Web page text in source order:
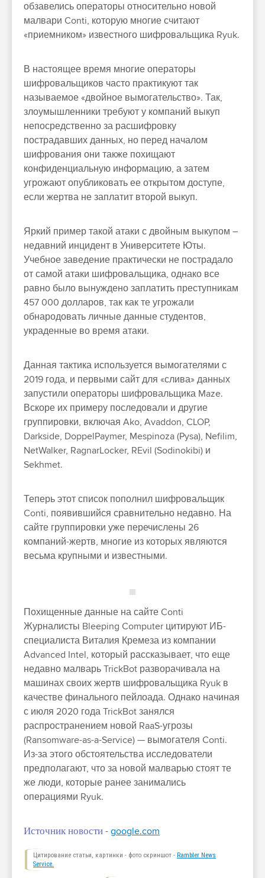
обзавелись операторы относительно новой
малвари Conti, которую многие считают
«приемником» известного шифровальщика Ryuk.
В настоящее время многие операторы
шифровальщиков часто практикуют так
называемое «двойное вымогательство». Так,
злоумышленники требуют у компаний выкуп
непосредственно за расшифровку
пострадавших данных, но перед началом
шифрования они также похищают
конфиденциальную информацию, а затем
угрожают опубликовать ее открытом доступе,
если жертва не заплатит второй выкуп.
Яркий пример такой атаки с двойным выкупом –
недавний инцидент в Университете Юты.
Учебное заведение практически не пострадало
от самой атаки шифровальщика, однако все
равно было вынуждено заплатить преступникам
457 000 долларов, так как те угрожали
обнародовать личные данные студентов,
украденные во время атаки.
Данная тактика используется вымогателями с
2019 года, и первыми сайт для «слива» данных
запустили операторы шифровальщика Maze.
Вскоре их примеру последовали и другие
группировки, включая Ako, Avaddon, CLOP,
Darkside, DoppelPaymer, Mespinoza (Pysa), Nefilim,
NetWalker, RagnarLocker, REvil (Sodinokibi) и
Sekhmet.
Теперь этот список пополнил шифровальщик
Conti, появившийся сравнительно недавно. На
сайте группировки уже перечислены 26
компаний-жертв, многие из которых являются
весьма крупными и известными.
Похищенные данные на сайте Conti
Журналисты Bleeping Computer цитируют ИБ-
специалиста Виталия Кремеза из компании
Advanced Intel, который рассказывает, что еще
недавно малварь TrickBot разворачивала на
машинах своих жертв шифровальщика Ryuk в
качестве финального пейлоада. Однако начиная
с июля 2020 года TrickBot занялся
распространением новой RaaS-угрозы
(Ransomware-as-a-Service) — вымогателя Conti.
Из-за этого обстоятельства исследователи
предполагают, что за новой малварью стоят те
же люди, которые ранее занимались
операциями Ryuk.
Источник новости - google.com
Цитирование статьи, картинки - фото скриншот - Rambler News
Service.